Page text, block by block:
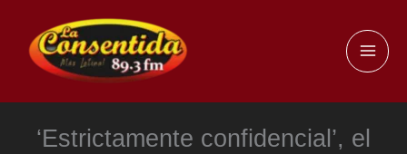
contenido
‘Estrictamente confidencial’, el